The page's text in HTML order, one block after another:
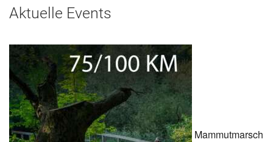
Aktuelle Events
Mammutmarsch